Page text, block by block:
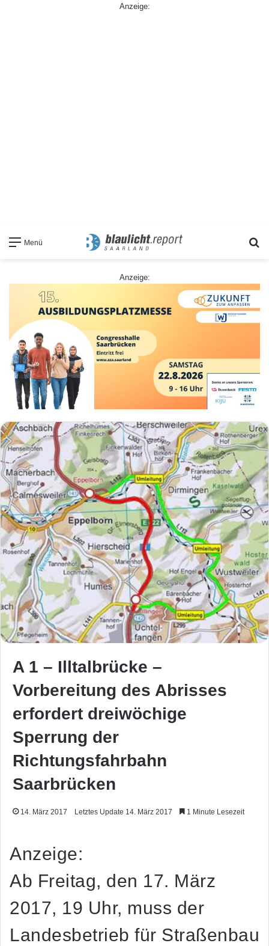
Anzeige:
Menü
Anzeige:
A 1 – Illtalbrücke –
Vorbereitung des Abrisses
erfordert dreiwöchige
Sperrung der
Richtungsfahrbahn
Saarbrücken
14. März 2017 Letztes Update 14. März 2017 1 Minute Lesezeit
Anzeige:
Ab Freitag, den 17. März
2017, 19 Uhr, muss der
Landesbetrieb für Straßenbau